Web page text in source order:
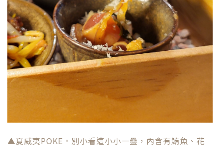
▲夏威夷POKE。別小看這小小一疊，內含有鮪魚、花